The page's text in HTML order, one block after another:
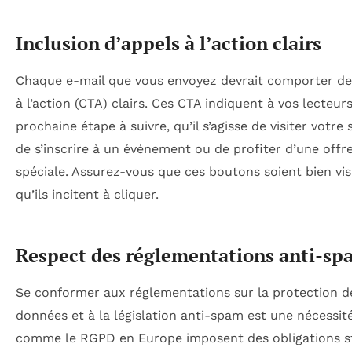
Inclusion d’appels à l’action clairs
Chaque e-mail que vous envoyez devrait comporter
à l’action (CTA) clairs. Ces CTA indiquent à vos
prochaine étape à suivre, qu’il s’agisse de visiter votre
de s’inscrire à un événement ou de profiter d’une
spéciale. Assurez-vous que ces boutons soient bien
qu’ils incitent à cliquer.
Respect des réglementations anti-
Se conformer aux réglementations sur la protection
données et à la législation anti-spam est une
comme le RGPD en Europe imposent des obligations